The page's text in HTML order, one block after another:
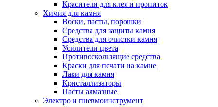
Красители для клея и пропиток
Химия для камня
Воски, пасты, порошки
Средства для защиты камня
Средства для очистки камня
Усилители цвета
Противоскользящие средства
Краски для печати на камне
Лаки для камня
Кристаллизаторы
Пасты алмазные
Электро и пневмоинструмент